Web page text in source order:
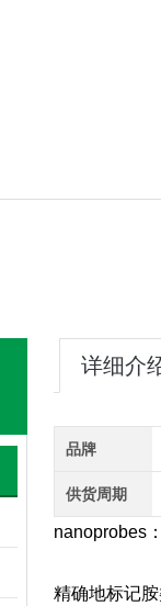
详细介
品牌
供货周期
nanoprobes
精确地标记